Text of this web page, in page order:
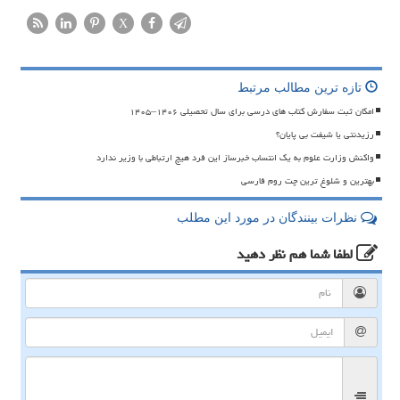
X
تازه ترین مطالب مرتبط
امکان ثبت سفارش کتاب های درسی برای سال تحصیلی ۱۴۰۶–۱۴۰۵
رزیدنتی یا شیفت بی پایان؟
واکنش وزارت علوم به یک انتساب خبرساز این فرد هیچ ارتباطی با وزیر ندارد
بهترین و شلوغ ترین چت روم فارسی
نظرات بینندگان در مورد این مطلب
لطفا شما همنظر دهید